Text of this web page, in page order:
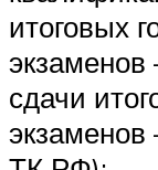
итоговых
сдачи